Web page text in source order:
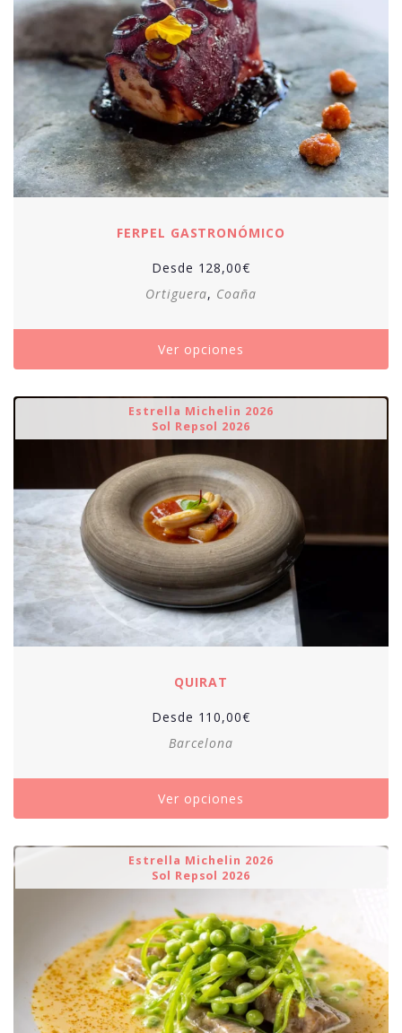
FERPEL GASTRONÓMICO
Desde 128,00€
Ortiguera, Coaña
Ver opciones
Estrella Michelin 2026
Sol Repsol 2026
QUIRAT
Desde 110,00€
Barcelona
Ver opciones
Estrella Michelin 2026
Sol Repsol 2026